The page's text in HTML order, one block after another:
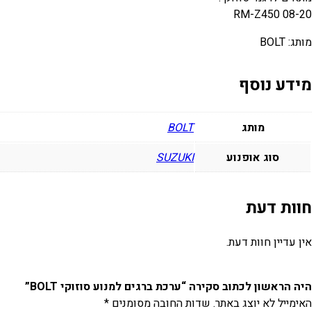
RM-Z450 08-20
מותג: BOLT
מידע נוסף
מותג
BOLT
סוג אופנוע
SUZUKI
חוות דעת
אין עדיין חוות דעת.
היה הראשון לכתוב סקירה “ערכת ברגים למנוע סוזוקי BOLT”
האימייל לא יוצג באתר. שדות החובה מסומנים *